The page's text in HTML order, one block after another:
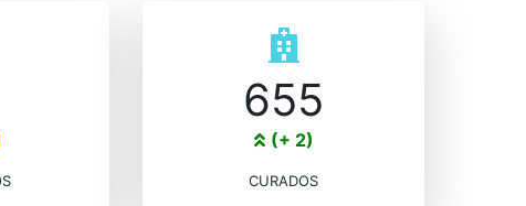
655
(+ 2)
CURADOS